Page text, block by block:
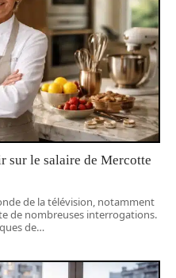
sur le salaire de Mercotte
de la télévision, notamment
de nombreuses interrogations.
de…